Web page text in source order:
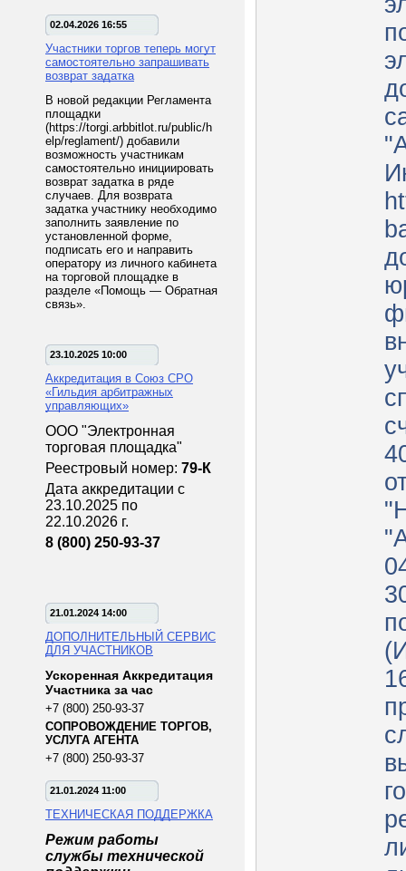
02.04.2026 16:55
Участники торгов теперь могут
самостоятельно запрашивать
возврат задатка
В новой редакции Регламента
площадки
(https://torgi.arbbitlot.ru/public/h
elp/reglament/) добавили
возможность участникам
самостоятельно инициировать
возврат задатка в ряде
случаев. Для возврата
задатка участнику необходимо
заполнить заявление по
установленной форме,
подписать его и направить
оператору из личного кабинета
на торговой площадке в
разделе «Помощь — Обратная
связь».
23.10.2025 10:00
Аккредитация в Союз СРО
«Гильдия арбитражных
управляющих»
ООО "Электронная
торговая площадка"
Реестровый номер: 79-К
Дата аккредитации с
23.10.2025 по
22.10.2026 г.
8 (800) 250-93-37
21.01.2024 14:00
ДОПОЛНИТЕЛЬНЫЙ СЕРВИС
ДЛЯ УЧАСТНИКОВ
Ускоренная Аккредитация
Участника за час
+7 (800) 250-93-37
СОПРОВОЖДЕНИЕ ТОРГОВ,
УСЛУГА АГЕНТА
+7 (800) 250-93-37
21.01.2024 11:00
ТЕХНИЧЕСКАЯ ПОДДЕРЖКА
Режим работы
службы технической